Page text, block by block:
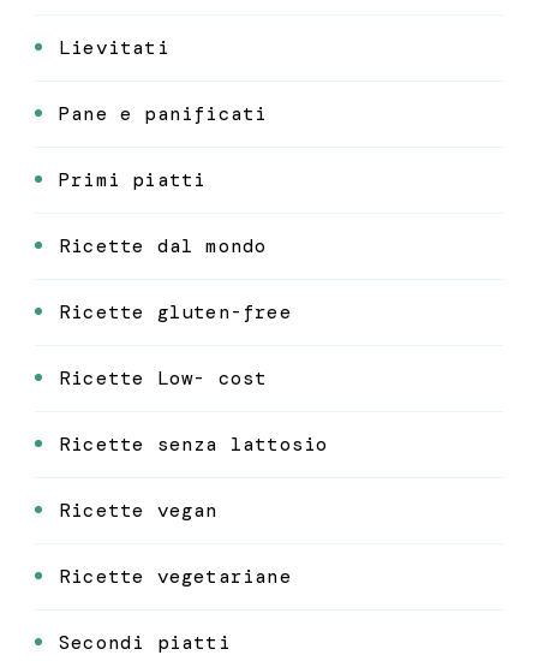
Lievitati
Pane e panificati
Primi piatti
Ricette dal mondo
Ricette gluten-free
Ricette Low- cost
Ricette senza lattosio
Ricette vegan
Ricette vegetariane
Secondi piatti